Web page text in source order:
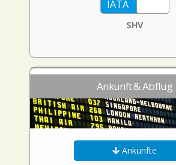
SHV
Ankunft & Abflug
Ankünfte